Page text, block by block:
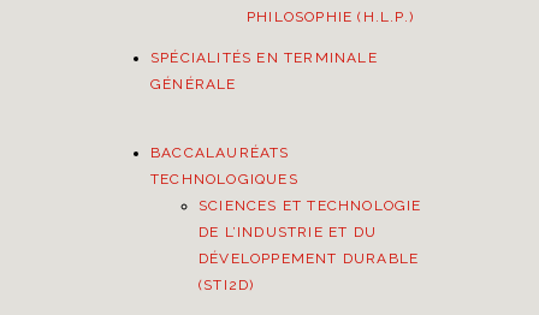
PHILOSOPHIE (H.L.P.)
SPÉCIALITÉS EN TERMINALE
GÉNÉRALE
BACCALAURÉATS
TECHNOLOGIQUES
SCIENCES ET TECHNOLOGIE
DE L’INDUSTRIE ET DU
DÉVELOPPEMENT DURABLE
(STI2D)